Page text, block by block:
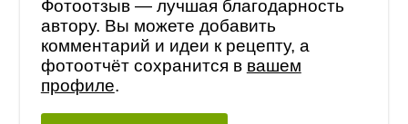
Фотоотзыв — лучшая благодарность
автору. Вы можете добавить
комментарий и идеи к рецепту, а
фотоотчёт сохранится в вашем
профиле.